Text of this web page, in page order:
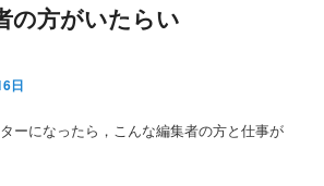
の方がいたらい
日
ーになったら，こんな編集者の方と仕事が